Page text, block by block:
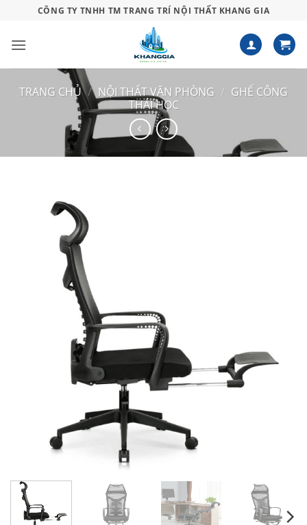
nội
CÔNG TY TNHH TM TRANG TRÍ NỘI THẤT KHANG GIA
TRANG CHỦ / NỘI THẤT VĂN PHÒNG / GHẾ CÔNG
THÁI HỌC